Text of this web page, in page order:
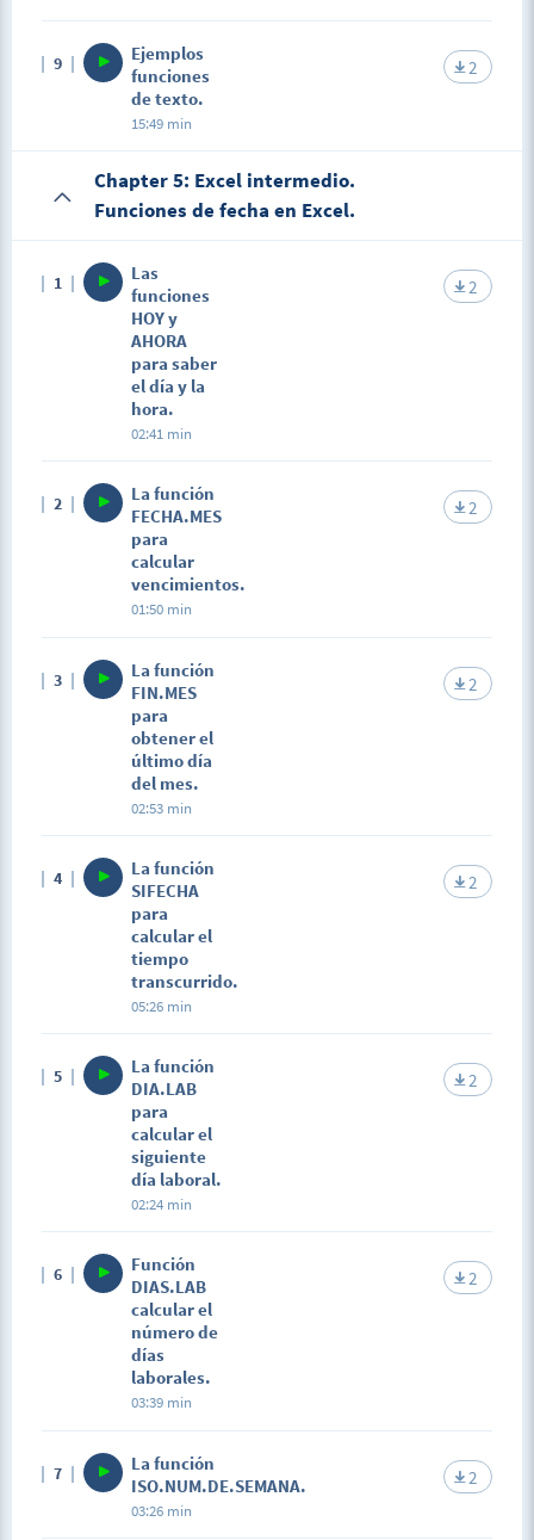
9
Ejemplos
funciones
de texto.
15:49 min
2
Chapter 5: Excel intermedio.
Funciones de fecha en Excel.
1
Las
funciones
HOY y
AHORA
para saber
el día y la
hora.
02:41 min
2
2
La función
FECHA.MES
para
calcular
vencimientos.
01:50 min
2
3
La función
FIN.MES
para
obtener el
último día
del mes.
02:53 min
2
4
La función
SIFECHA
para
calcular el
tiempo
transcurrido.
05:26 min
2
5
La función
DIA.LAB
para
calcular el
siguiente
día laboral.
02:24 min
2
6
Función
DIAS.LAB
calcular el
número de
días
laborales.
03:39 min
2
7
La función
ISO.NUM.DE.SEMANA.
03:26 min
2